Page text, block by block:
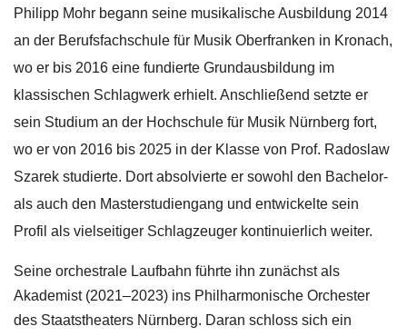
Philipp Mohr begann seine musikalische Ausbildung 2014
an der Berufsfachschule für Musik Oberfranken in Kronach,
wo er bis 2016 eine fundierte Grundausbildung im
klassischen Schlagwerk erhielt. Anschließend setzte er
sein Studium an der Hochschule für Musik Nürnberg fort,
wo er von 2016 bis 2025 in der Klasse von Prof. Radoslaw
Szarek studierte. Dort absolvierte er sowohl den Bachelor-
als auch den Masterstudiengang und entwickelte sein
Profil als vielseitiger Schlagzeuger kontinuierlich weiter.
Seine orchestrale Laufbahn führte ihn zunächst als
Akademist (2021–2023) ins Philharmonische Orchester
des Staatstheaters Nürnberg. Daran schloss sich ein